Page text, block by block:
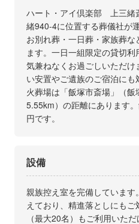
ハート・アイ倶楽部 上三緒
緒940-4に位置する葬儀社が
お別れ葬・一日葬・家族葬
ます。一日一組限定の貸切
気兼ねなくお過ごしいただ
い安置やご遺族のご宿泊に
火葬場は「飯塚市斎場」（
5.55km）の距離にあります
円です。
設備
親族控え室を完備していま
えており、精進落としにも
（最大20名）もご利用いた